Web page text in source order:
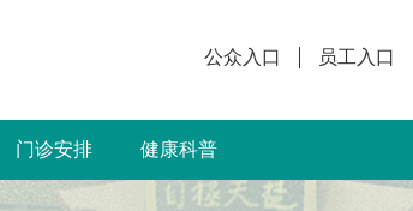
公众入口 员工入口
门诊安排 健康科普